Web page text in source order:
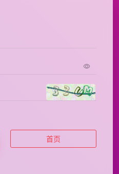
首页